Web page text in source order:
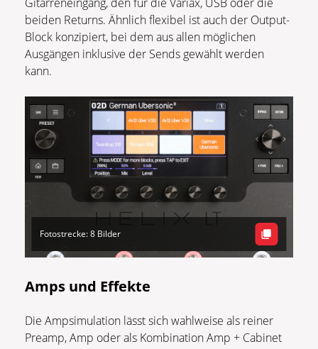
beiden Returns. Ähnlich flexibel ist auch der Output-
Block konzipiert, bei dem aus allen möglichen
Ausgängen inklusive der Sends gewählt werden
kann.
Fotostrecke: 8 Bilder
Amps und Effekte
Die Ampsimulation lässt sich wahlweise als reiner
Preamp, Amp oder als Kombination Amp + Cabinet